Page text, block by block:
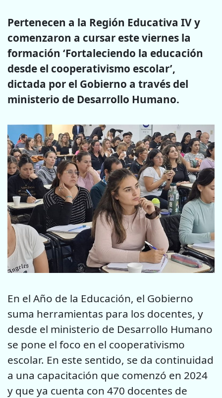
Pertenecen a la Región Educativa IV y
comenzaron a cursar este viernes la
formación ‘Fortaleciendo la educación
desde el cooperativismo escolar’,
dictada por el Gobierno a través del
ministerio de Desarrollo Humano.
En el Año de la Educación, el Gobierno
suma herramientas para los docentes, y
desde el ministerio de Desarrollo Humano
se pone el foco en el cooperativismo
escolar. En este sentido, se da continuidad
a una capacitación que comenzó en 2024
y que ya cuenta con 470 docentes de